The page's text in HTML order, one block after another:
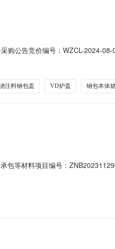
购公告竞价编号：WZCL-2024-
工及耐火设备修复等服务的年度
注料钢包盖 VD炉盖 钢包本体
包等材料项目编号：
履行合同的视为违约，违约扣除合